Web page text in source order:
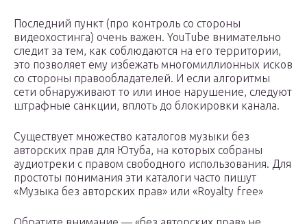
Последний пункт (про контроль со стороны
видеохостинга) очень важен. YouTube внимательно
следит за тем, как соблюдаются на его территории,
это позволяет ему избежать многомиллионных исков
со стороны правообладателей. И если алгоритмы
сети обнаруживают то или иное нарушение, следуют
штрафные санкции, вплоть до блокировки канала.
Существует множество каталогов музыки без
авторских прав для Ютуба, на которых собраны
аудиотреки с правом свободного использования. Для
простоты понимания эти каталоги часто пишут
«Музыка без авторских прав» или «Royalty free»